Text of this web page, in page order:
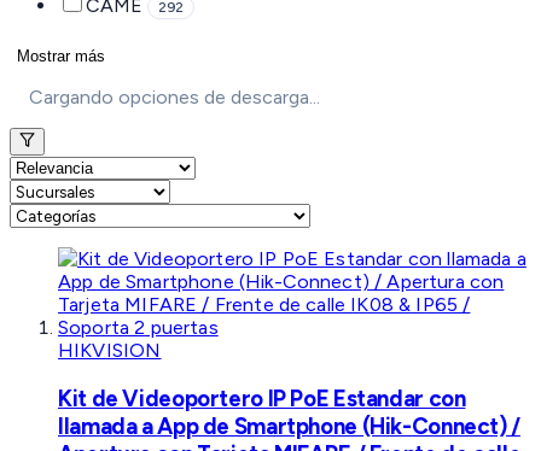
CAME 292
Mostrar más
Cargando opciones de descarga...
HIKVISION
Kit de Videoportero IP PoE Estandar con
llamada a App de Smartphone (Hik-Connect) /